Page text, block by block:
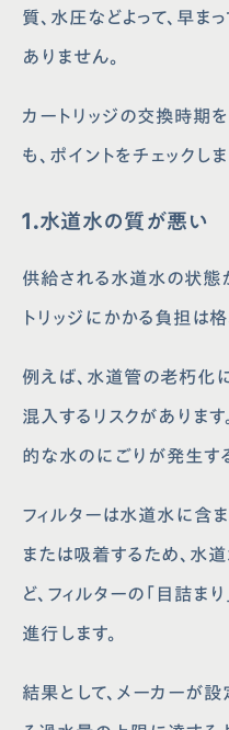
質、水圧などよって、早ま
ありません。
カートリッジの交換時期
も、ポイントをチェックしま
1.水道水の質が悪い
供給される水道水の状態
トリッジにかかる負担は
例えば、水道管の老朽化
混入するリスクがありま
的な水のにごりが発生す
フィルターは水道水に含
または吸着するため、水
ど、フィルターの「目詰ま
進行します。
結果として、メーカーが